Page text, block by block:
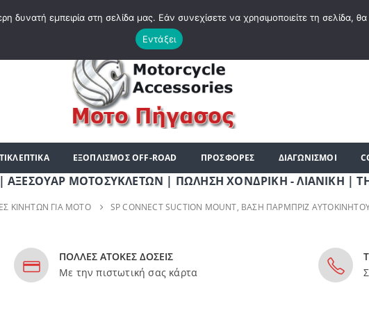
ΣΤΟ E-SHOP ΜΟΤΟ ΠΗΓΑΣΟΣ ! | ΣΧΕΤΙΚΆ ΜΕ ΕΜΆΣ BLOG ΛΊΣΤΑ ΕΠΙΘΥΜΙΏΝ
ΕΞΟΠΛΙΣΜΟΣ OFF-ROAD ΠΡΟΣΦΟΡΕΣ ΔΙΑΓΩΝΙΣΜΟΙ
ΜΟΤΟΣΥΚΛΕΤΩΝ | ΠΩΛΗΣΗ ΧΟΝΔΡΙΚΗ - ΛΙΑΝΙΚΗ | ΤΗΛ. 210
ΚΙΝΗΤΏΝ ΓΙΑ ΜΟΤΟ SP CONNECT SUCTION MOUNT, ΒΆΣΗ ΠΑΡΜΠΡΊΖ
ΠΟΛΛΕΣ ΑΤΟΚΕΣ ΔΟΣΕΙΣ
Με την πιστωτική σας κάρτα
εμπειρία στη σελίδα μας. Εάν συνεχίσετε να χρησιμοποιείτε τη σελίδα,
Εντάξει